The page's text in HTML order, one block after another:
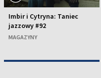
Imbir i Cytryna: Taniec
jazzowy #92
MAGAZYNY